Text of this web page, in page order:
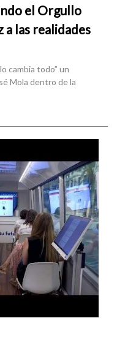
el Orgullo
a las realidades
cambia todo” un
Mola dentro de la